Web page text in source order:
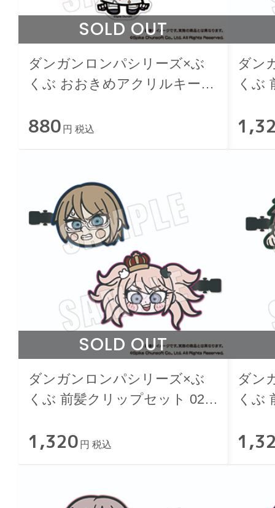
SOLD OUT
ダンガンロンパシリーズ×ぶ
くぶ おおきめアクリルキーホ
880 円 税込
ダン
くぶ
SOLD OUT
ダンガンロンパシリーズ×ぶ
くぶ 前髪クリップセット 02.
1,320 円 税込
ダン
くぶ